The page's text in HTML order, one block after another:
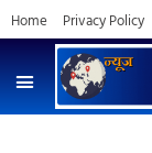
Home Privacy Policy